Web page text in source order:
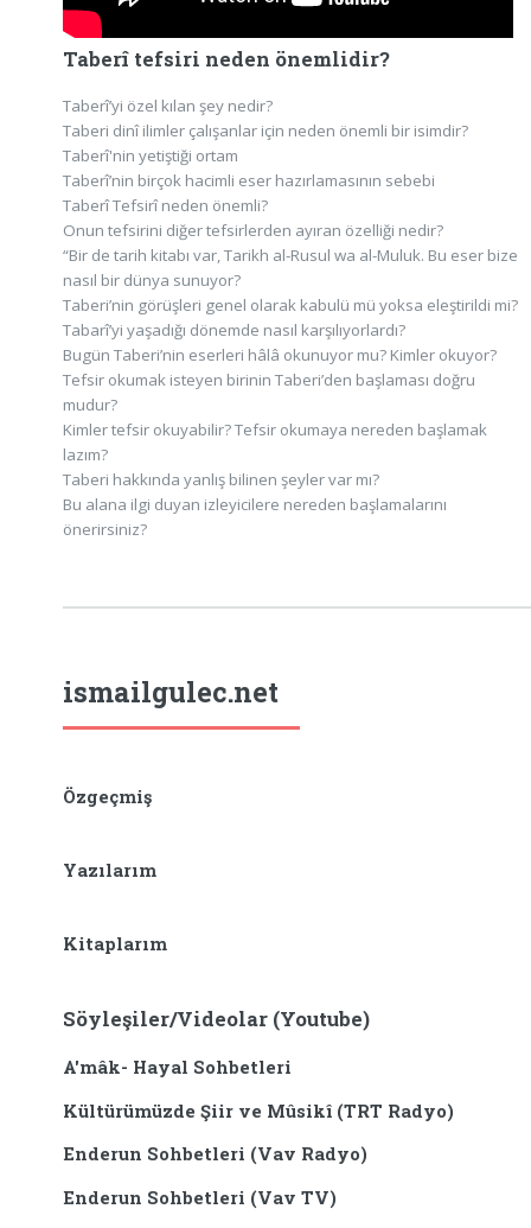
Taberî tefsiri neden önemlidir?
Taberî’yi özel kılan şey nedir?
Taberi dinî ilimler çalışanlar için neden önemli bir isimdir?
Taberî'nin yetiştiği ortam
Taberî’nin birçok hacimli eser hazırlamasının sebebi
Taberî Tefsirî neden önemli?
Onun tefsirini diğer tefsirlerden ayıran özelliği nedir?
“Bir de tarih kitabı var, Tarikh al-Rusul wa al-Muluk. Bu eser bize
nasıl bir dünya sunuyor?
Taberi’nin görüşleri genel olarak kabulü mü yoksa eleştirildi mi?
Tabarî’yi yaşadığı dönemde nasıl karşılıyorlardı?
Bugün Taberi’nin eserleri hâlâ okunuyor mu? Kimler okuyor?
Tefsir okumak isteyen birinin Taberi’den başlaması doğru
mudur?
Kimler tefsir okuyabilir? Tefsir okumaya nereden başlamak
lazım?
Taberi hakkında yanlış bilinen şeyler var mı?
Bu alana ilgi duyan izleyicilere nereden başlamalarını
önerirsiniz?
ismailgulec.net
Özgeçmiş
Yazılarım
Kitaplarım
Söyleşiler/Videolar (Youtube)
A'mâk- Hayal Sohbetleri
Kültürümüzde Şiir ve Mûsikî (TRT Radyo)
Enderun Sohbetleri (Vav Radyo)
Enderun Sohbetleri (Vav TV)